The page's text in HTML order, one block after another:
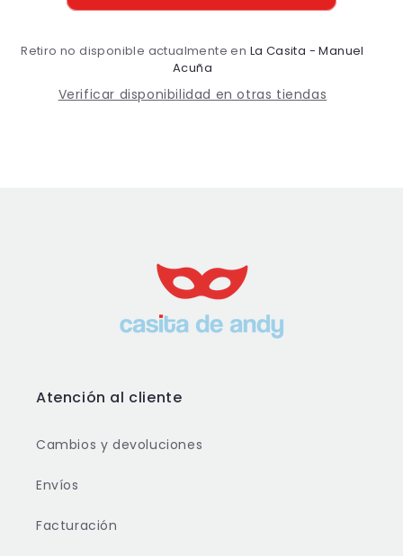
Retiro no disponible actualmente en La Casita - Manuel
Acuña
Verificar disponibilidad en otras tiendas
Atención al cliente
Cambios y devoluciones
Envíos
Facturación